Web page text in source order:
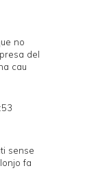
no
del
cau
sense
fa